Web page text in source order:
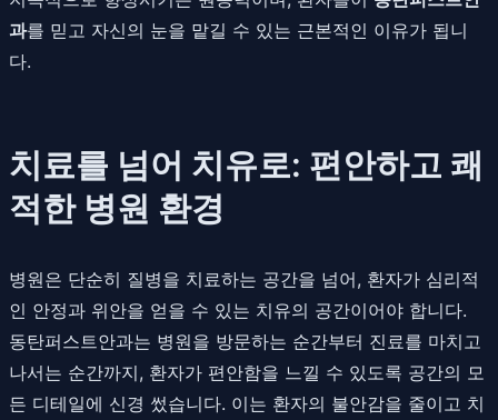
과를 믿고 자신의 눈을 맡길 수 있는 근본적인 이유가 됩니
다.
치료를 넘어 치유로: 편안하고 쾌
적한 병원 환경
병원은 단순히 질병을 치료하는 공간을 넘어, 환자가 심리적
인 안정과 위안을 얻을 수 있는 치유의 공간이어야 합니다.
동탄퍼스트안과는 병원을 방문하는 순간부터 진료를 마치고
나서는 순간까지, 환자가 편안함을 느낄 수 있도록 공간의 모
든 디테일에 신경 썼습니다. 이는 환자의 불안감을 줄이고 치